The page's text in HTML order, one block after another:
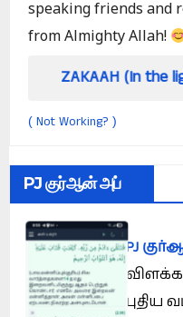
speaking friends and
from Almighty Allah!
(In the light of Qur an
( Not Working? )
PJ குர்ஆன் அப்
PJ
புதிய